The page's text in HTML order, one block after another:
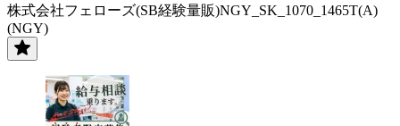
株式会社フェローズ(SB経験量販)NGY_SK_1070_1465T(A)
(NGY)